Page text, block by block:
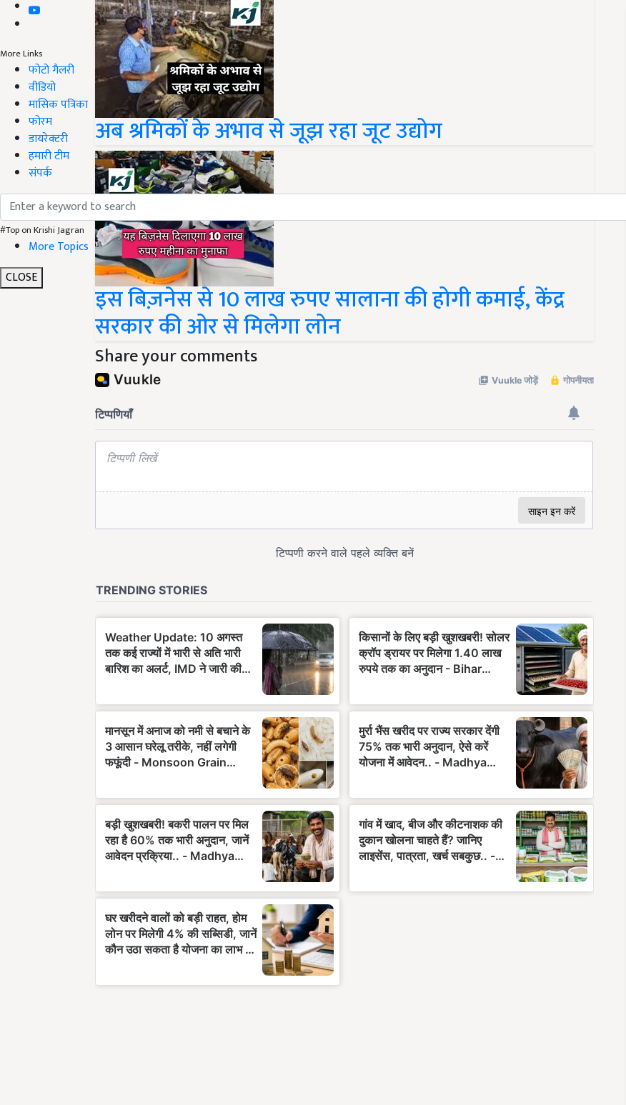
More Links
फोटो गैलरी
वीडियो
मासिक पत्रिका
फोरम
डायरेक्टरी
हमारी टीम
संपर्क
#Top on Krishi Jagran
More Topics
CLOSE
अब श्रमिकों के अभाव से जूझ रहा जूट उद्योग
इस बिज़नेस से 10 लाख रुपए सालाना की होगी कमाई, केंद्र
सरकार की ओर से मिलेगा लोन
Share your comments